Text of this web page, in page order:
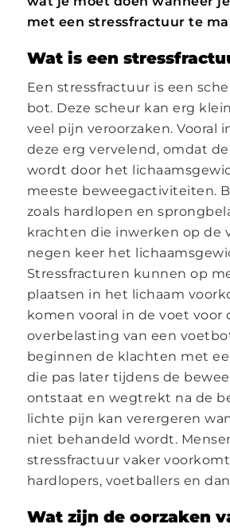
met een stressfractuur te
Wat is een
Een stressfractuur is een
bot. Deze scheur kan erg
veel pijn veroorzaken. Vooral
deze erg vervelend, omdat
wordt door het
meeste beweegactiviteiten.
zoals hardlopen en
krachten die inwerken op de
negen keer het
Stressfracturen kunnen op
plaatsen in het lichaam
komen vooral in de voet voor
overbelasting van een
beginnen de klachten met
die pas later tijdens de
ontstaat en wegtrekt na de
lichte pijn kan verergeren
niet behandeld wordt.
stressfractuur vaker
hardlopers, voetballers en
Wat zijn de oorzaken